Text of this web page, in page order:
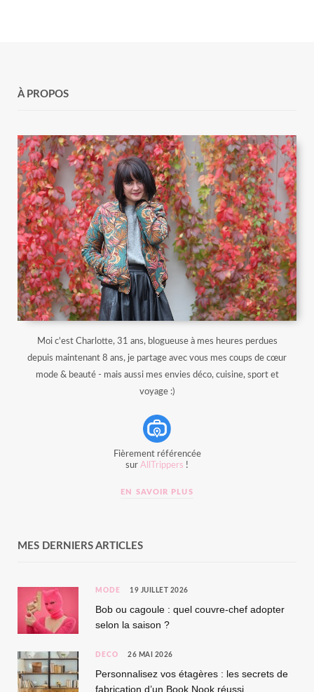
À PROPOS
Moi c'est Charlotte, 31 ans, blogueuse à mes heures perdues
depuis maintenant 8 ans, je partage avec vous mes coups de cœur
mode & beauté - mais aussi mes envies déco, cuisine, sport et
voyage :)
Fièrement référencée
sur AllTrippers !
EN SAVOIR PLUS
MES DERNIERS ARTICLES
MODE 19 JUILLET 2026
Bob ou cagoule : quel couvre-chef adopter
selon la saison ?
DÉCO 26 MAI 2026
Personnalisez vos étagères : les secrets de
fabrication d’un Book Nook réussi